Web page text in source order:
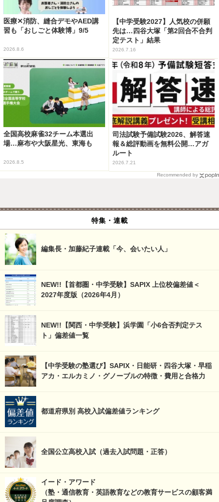
医療✕消防、縫合デモやAED講
習も「おしごと体験博」9/5
2026.8.6
【中学受験2027】人気校の併願
先は…四谷大塚「第2回合不合判
定テスト」結果
2026.7.16
全国高校麻雀32チーム本選出
場…麻布や大阪星光、東海も
2026.8.5
司法試験予備試験2026、解答速
報＆総評動画を無料公開…アガ
ルート
2026.7.21
Recommended by
特集・連載
編集長・加藤紀子連載「今、会いたい人」
NEW!!【首都圏・中学受験】SAPIX 上位校偏差値＜
2027年度版（2026年4月）
NEW!!【関西・中学受験】浜学園「小6合否判定テス
ト」偏差値一覧
【中学受験の塾選び】SAPIX・日能研・四谷大塚・早稲
アカ・エルカミノ・グノーブルの特徴・費用と合格力
都道府県別 高校入試偏差値ランキング
全国公立高校入試（過去入試問題・正答）
イード・アワード
（塾・通信教育・英語教育などの教育サービスの顧客満